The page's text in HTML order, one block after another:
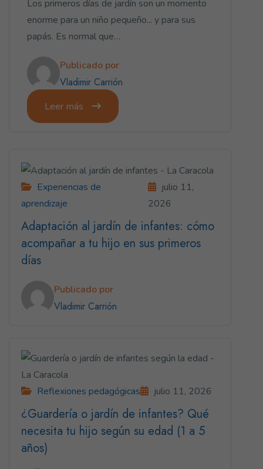
Los primeros días de jardín son un momento
enorme para un niño pequeño... y para sus
papás. Es normal que…
Publicado por
Vladimir Carrión
Leer más
Experiencias de
aprendizaje
julio 11,
2026
Adaptación al jardín de infantes: cómo
acompañar a tu hijo en sus primeros
días
Publicado por
Vladimir Carrión
Reflexiones pedagógicas julio 11, 2026
¿Guardería o jardín de infantes? Qué
necesita tu hijo según su edad (1 a 5
años)